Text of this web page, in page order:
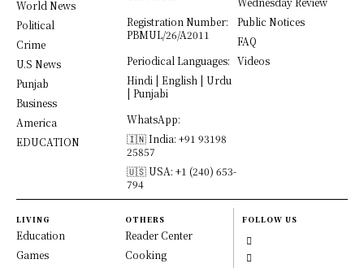
World News
Political
Crime
U.S News
Punjab
Business
America
EDUCATION
Registration Number:
PBMUL/26/A2011
Periodical Languages:
Hindi | English | Urdu
| Punjabi
WhatsApp:
🇮🇳 India: +91 93198
25857
🇺🇸 USA: +1 (240) 653-
794
Public Notices
FAQ
Videos
LIVING
Education
Games
OTHERS
Reader Center
Cooking
FOLLOW US